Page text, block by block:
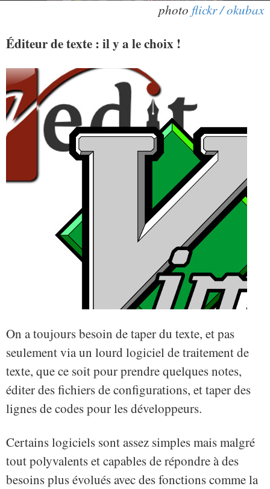
photo flickr / okubax
Éditeur de texte : il y a le choix !
On a toujours besoin de taper du texte, et pas
seulement via un lourd logiciel de traitement de
texte, que ce soit pour prendre quelques notes,
éditer des fichiers de configurations, et taper des
lignes de codes pour les développeurs.
Certains logiciels sont assez simples mais malgré
tout polyvalents et capables de répondre à des
besoins plus évolués avec des fonctions comme la